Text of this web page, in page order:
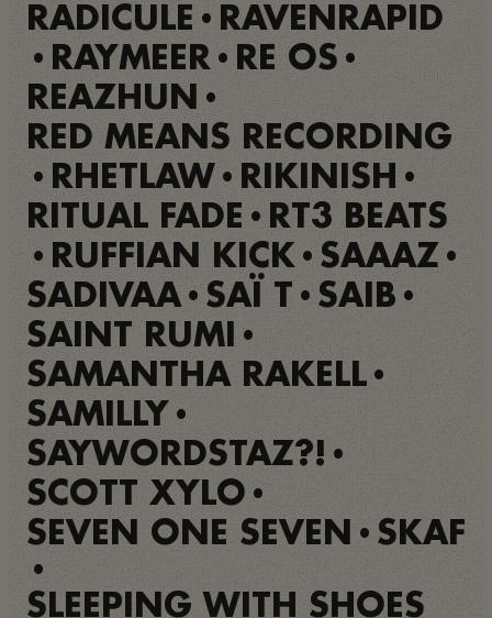
RADICULE • RAVENRAPID
• RAYMEER • RE OS •
REAZHUN •
RED MEANS RECORDING
• RHETLAW • RIKINISH •
RITUAL FADE • RT3 BEATS
• RUFFIAN KICK • SAAAZ •
SADIVAA • SAÏ T • SAIB •
SAINT RUMI •
SAMANTHA RAKELL •
SAMILLY •
SAYWORDSTAZ?! •
SCOTT XYLO •
SEVEN ONE SEVEN • SKAF
•
SLEEPING WITH SHOES